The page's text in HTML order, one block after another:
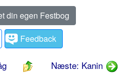
din egen Festbog
Feedback
Næste: Kanin